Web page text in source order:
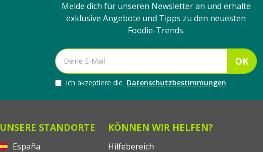
Melde dich für unseren Newsletter an und erhalte
exklusive Angebote und Tipps zu den neuesten
Foodie-Trends.
OK
Ich akzeptiere die Datenschutzbestimmungen
UNSERE STANDORTE
España
KÖNNEN WIR HELFEN?
Hilfebereich